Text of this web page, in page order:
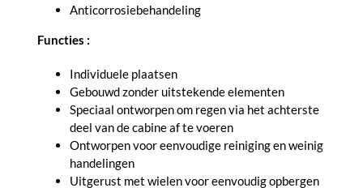
Anticorrosiebehandeling
Functies :
Individuele plaatsen
Gebouwd zonder uitstekende elementen
Speciaal ontworpen om regen via het achterste
deel van de cabine af te voeren
Ontworpen voor eenvoudige reiniging en weinig
handelingen
Uitgerust met wielen voor eenvoudig opbergen